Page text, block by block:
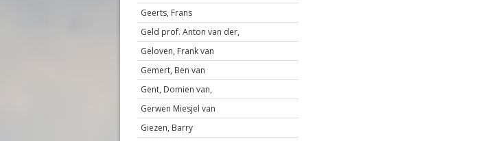
Geerts, Frans
Geld prof. Anton van der,
Geloven, Frank van
Gemert, Ben van
Gent, Domien van,
Gerwen Miesjel van
Giezen, Barry